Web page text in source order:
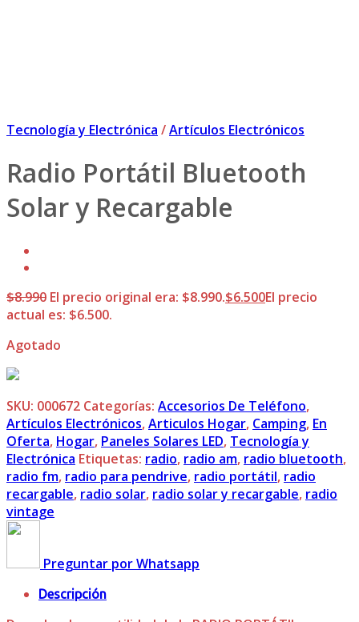
Tecnología y Electrónica /Artículos Electrónicos
Radio Portátil Bluetooth
Solar y Recargable
$8.990 El precio original era: $8.990.$6.500El precio
actual es: $6.500.
Agotado
SKU: 000672 Categorías: Accesorios De Teléfono,
Artículos Electrónicos,Articulos Hogar, Camping, En
Oferta, Hogar, Paneles Solares LED, Tecnología y
Electrónica Etiquetas: radio, radio am, radio bluetooth,
radio fm, radio para pendrive, radio portátil, radio
recargable, radio solar, radio solar y recargable, radio
vintage
Preguntar por Whatsapp
Descripción